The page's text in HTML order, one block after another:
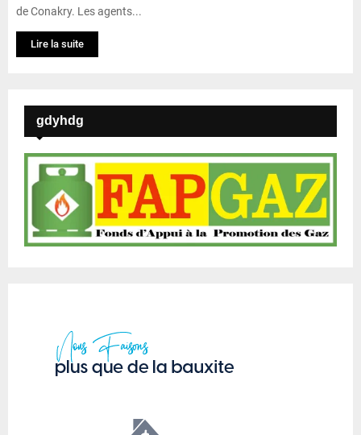
de Conakry. Les agents...
Lire la suite
gdyhdg